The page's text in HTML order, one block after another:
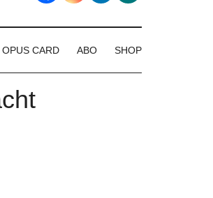
SHOP
ABO
OPUS CARD